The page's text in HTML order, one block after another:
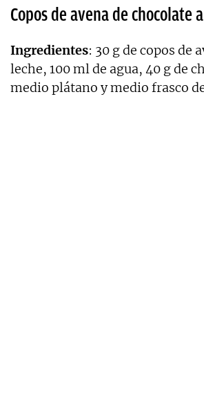
Copos de avena de chocolate
Ingredientes: 30 g de copos de
leche, 100 ml de agua, 40 g de
medio plátano y medio frasco